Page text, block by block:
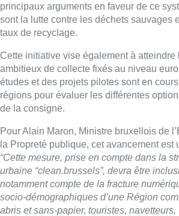
principaux arguments en faveur de ce
sont la lutte contre les déchets sauvages
taux de recyclage.
Cette initiative vise également à atteindre
ambitieux de collecte fixés au niveau
études et des projets pilotes sont en
régions pour évaluer les différentes
de la consigne.
Pour Alain Maron, Ministre bruxellois de
la Propreté publique, cet avancement est
“Cette mesure, prise en compte dans la
urbaine “clean.brussels”, devra être
notamment compte de la fracture
socio-démographiques d’une Région
abris et sans-papier, touristes,